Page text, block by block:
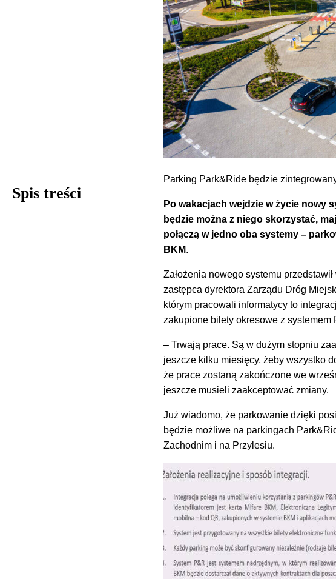
Spis treści
Parking Park&Ride będzie
Po wakacjach wejdzie w życie nowy
będzie można z niego skorzystać,
połączą w jedno oba systemy –
BKM.
Założenia nowego systemu
zastępca dyrektora Zarządu Dróg
którym pracowali informatycy to
zakupione bilety okresowe z systemem
– Trwają prace. Są w dużym stopniu
jeszcze kilku miesięcy, żeby wszystko
że prace zostaną zakończone we
jeszcze musieli zaakceptować zmiany.
Już wiadomo, że parkowanie dzięki
będzie możliwe na parkingach
Zachodnim i na Przylesiu.